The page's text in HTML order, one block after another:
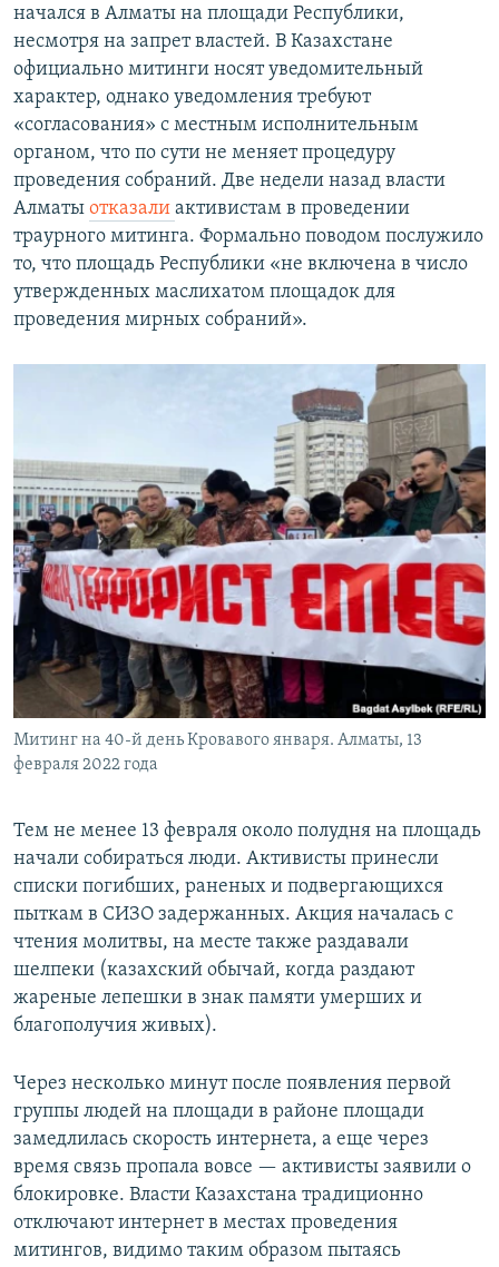
начался в Алматы на площади Республики,
несмотря на запрет властей. В Казахстане
официально митинги носят уведомительный
характер, однако уведомления требуют
«согласования» с местным исполнительным
органом, что по сути не меняет процедуру
проведения собраний. Две недели назад власти
Алматы отказали активистам в проведении
траурного митинга. Формально поводом послужило
то, что площадь Республики «не включена в число
утвержденных маслихатом площадок для
проведения мирных собраний».
Митинг на 40-й день Кровавого января. Алматы, 13
февраля 2022 года
Тем не менее 13 февраля около полудня на площадь
начали собираться люди. Активисты принесли
списки погибших, раненых и подвергающихся
пыткам в СИЗО задержанных. Акция началась с
чтения молитвы, на месте также раздавали
шелпеки (казахский обычай, когда раздают
жареные лепешки в знак памяти умерших и
благополучия живых).
Через несколько минут после появления первой
группы людей на площади в районе площади
замедлилась скорость интернета, а еще через
время связь пропала вовсе — активисты заявили о
блокировке. Власти Казахстана традиционно
отключают интернет в местах проведения
митингов, видимо таким образом пытаясь